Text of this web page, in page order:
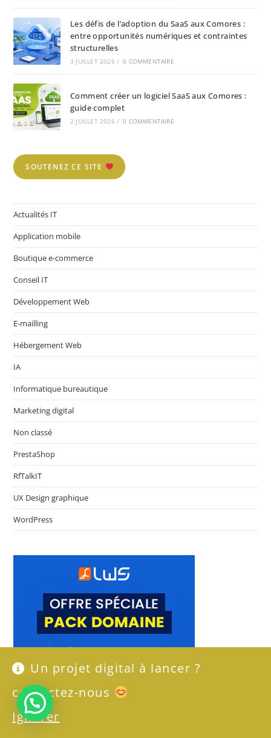
Un projet digital à lancer ?
contactez-nous
Ignorer
Les défis de l’adoption du SaaS aux Comores :
entre opportunités numériques et contraintes
structurelles
3 JUILLET 2026 / 0 COMMENTAIRE
Comment créer un logiciel SaaS aux Comores :
guide complet
2 JUILLET 2026 / 0 COMMENTAIRE
SOUTENEZ CE SITE
Actualités IT
Application mobile
Boutique e-commerce
Conseil IT
Développement Web
E-mailling
Hébergement Web
IA
Informatique bureautique
Marketing digital
Non classé
PrestaShop
RfTalkIT
UX Design graphique
WordPress